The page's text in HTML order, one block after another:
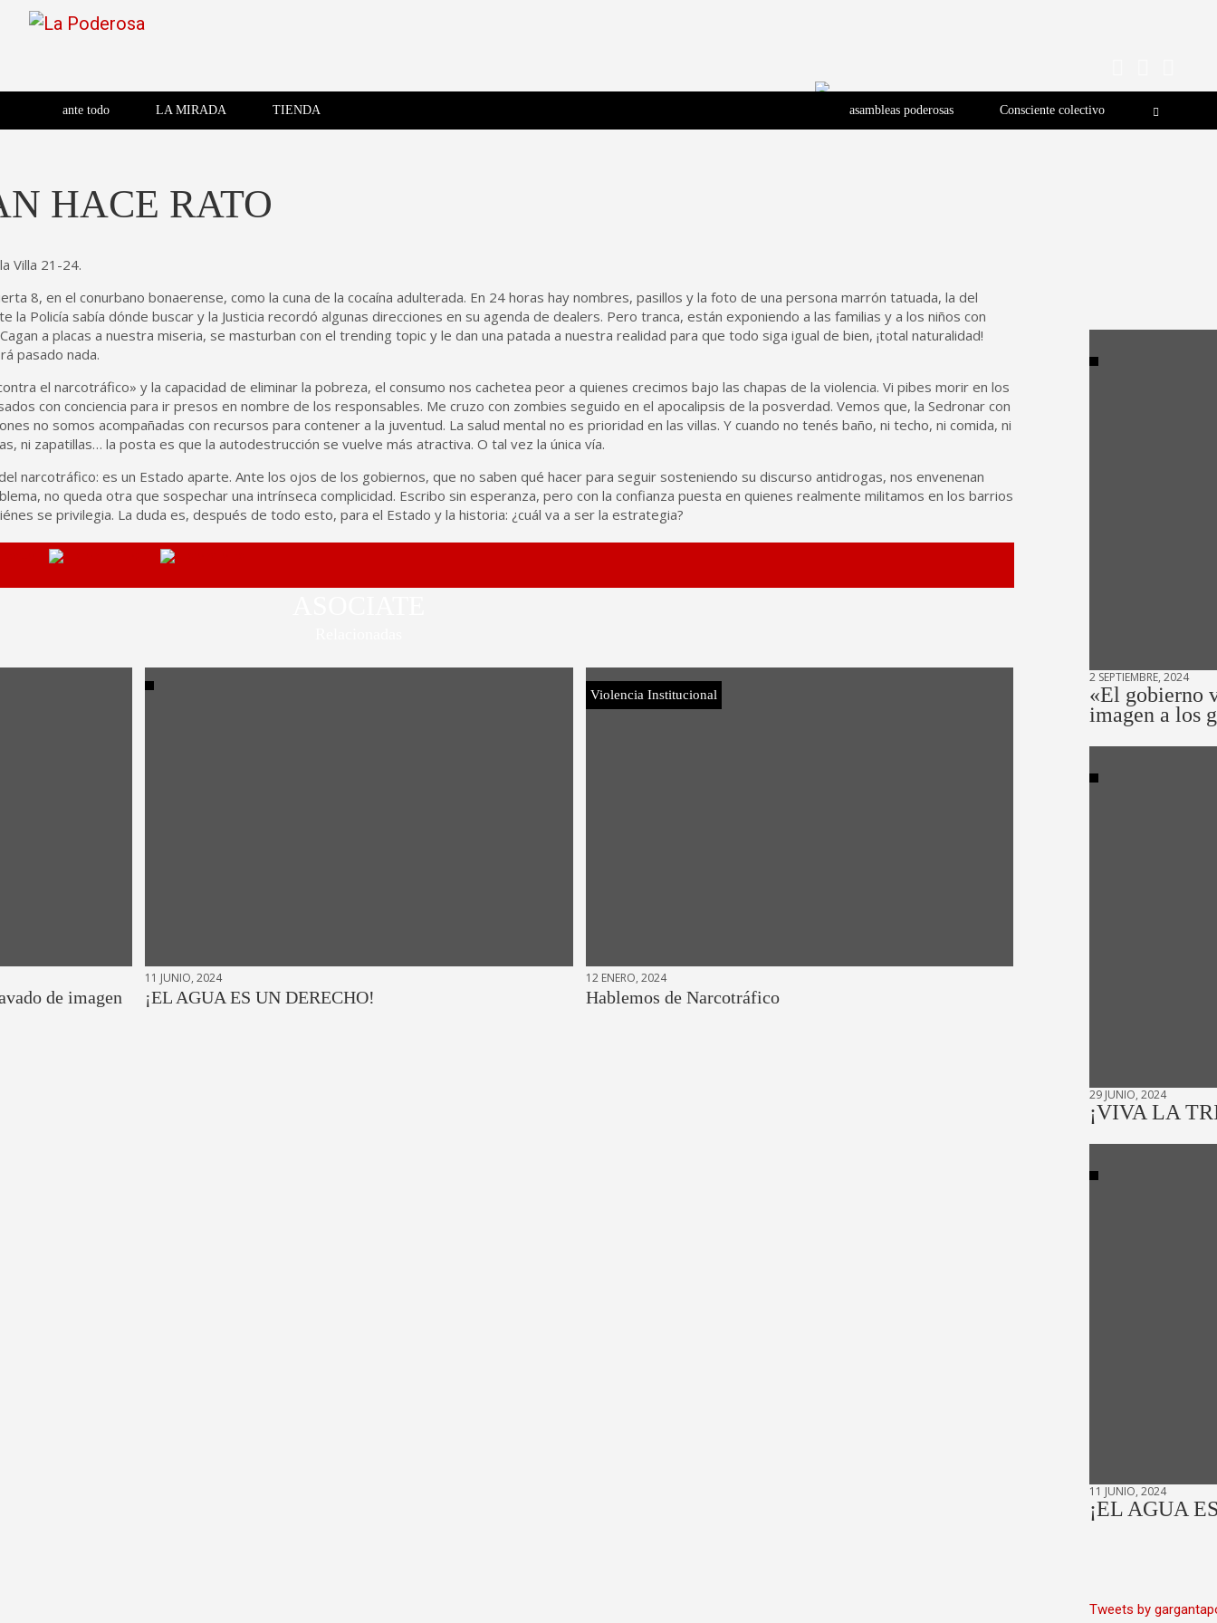
Saltar
La Poderosa
brazo literario del movimiento
La Poderosa
Revista de cultura villera, brazo literario del movimiento La Poderosa.
ante todo LA MIRADA TIENDA asambleas poderosas Consciente colectivo
HACE RATO
Villa 21-24.
8, en el conurbano bonaerense, como la cuna de la cocaína adulterada. En 24 horas hay nombres, pasillos y la foto de una persona marrón tatuada, la del
Policía sabía dónde buscar y la Justicia recordó algunas direcciones en su agenda de dealers. Pero tranca, están exponiendo a las familias y a los niños con
a placas a nuestra miseria, se masturban con el trending topic y le dan una patada a nuestra realidad para que todo siga igual de bien, ¡total naturalidad!
pasado nada.
el narcotráfico» y la capacidad de eliminar la pobreza, el consumo nos cachetea peor a quienes crecimos bajo las chapas de la violencia. Vi pibes morir en los
con conciencia para ir presos en nombre de los responsables. Me cruzo con zombies seguido en el apocalipsis de la posverdad. Vemos que, la Sedronar con
no somos acompañadas con recursos para contener a la juventud. La salud mental no es prioridad en las villas. Y cuando no tenés baño, ni techo, ni comida, ni
ni zapatillas… la posta es que la autodestrucción se vuelve más atractiva. O tal vez la única vía.
narcotráfico: es un Estado aparte. Ante los ojos de los gobiernos, que no saben qué hacer para seguir sosteniendo su discurso antidrogas, nos envenenan
no queda otra que sospechar una intrínseca complicidad. Escribo sin esperanza, pero con la confianza puesta en quienes realmente militamos en los barrios
se privilegia. La duda es, después de todo esto, para el Estado y la historia: ¿cuál va a ser la estrategia?
de imagen
11 JUNIO, 2024
¡EL AGUA ES UN DERECHO!
Violencia Institucional
12 ENERO, 2024
Hablemos de Narcotráfico
2 SEPTIEMBRE, 2024
«El gobierno
imagen a los
29 JUNIO, 2024
¡VIVA LA
11 JUNIO, 2024
¡EL AGUA
Tweets by